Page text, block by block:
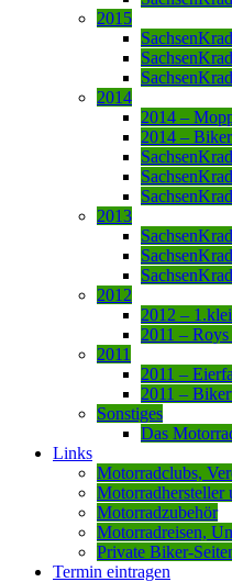
2015
2014
2014 –
2014 –
2013
2012
2012 –
2011 –
2011
2011 –
2011 –
Sonstiges
Das
Links
Motorradclubs,
Motorradhersteller
Motorradzubehör
Motorradreisen,
Private Biker-
Termin eintragen